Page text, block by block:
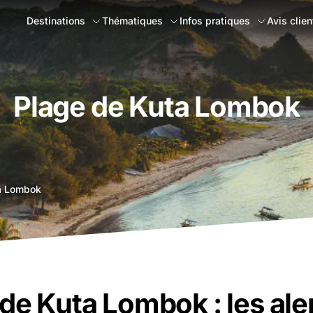
Destinations Thématiques Infos pratiques Avis
Plage de Kuta Lombok
Lombok
Kuta Lombok : les